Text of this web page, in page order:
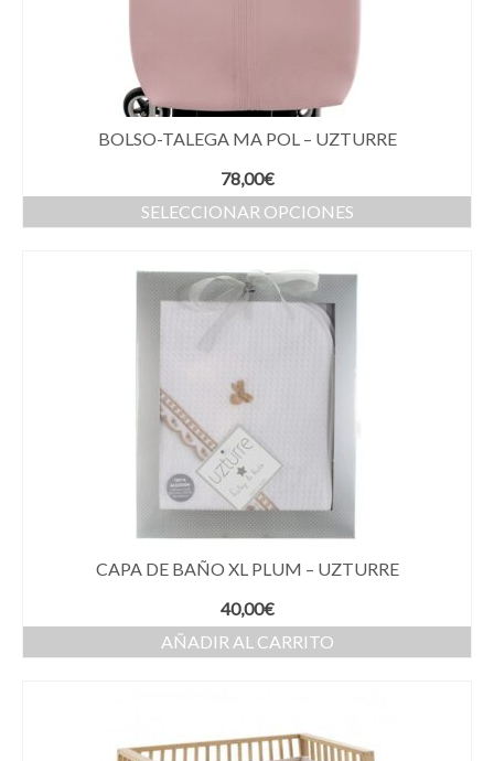
BOLSO-TALEGA MA POL – UZTURRE
78,00€
SELECCIONAR OPCIONES
CAPA DE BAÑO XL PLUM – UZTURRE
40,00€
AÑADIR AL CARRITO